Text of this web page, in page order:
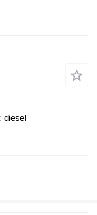
diesel